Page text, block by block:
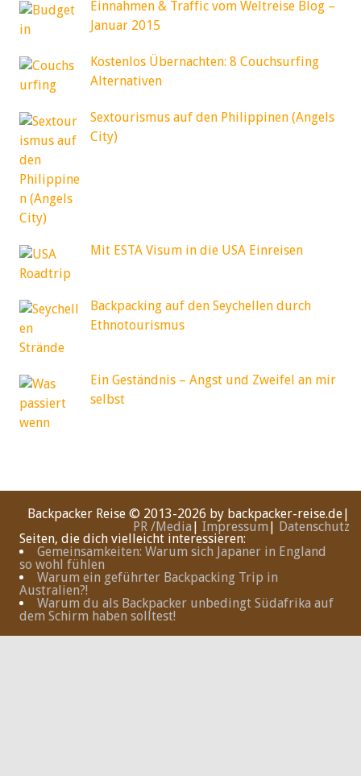
Einnahmen & Traffic vom Weltreise Blog –
Januar 2015
Kostenlos Übernachten: 8 Couchsurfing
Alternativen
Sextourismus auf den Philippinen (Angels
City)
Mit ESTA Visum in die USA Einreisen
Backpacking auf den Seychellen durch
Ethnotourismus
Ein Geständnis – Angst und Zweifel an mir
selbst
Backpacker Reise © 2013-2026 by backpacker-reise.de|
PR /Media
Impressum Datenschutz
Seiten, die dich vielleicht interessieren:
Gemeinsamkeiten: Warum sich Japaner in England
so wohl fühlen
Warum ein geführter Backpacking Trip in
Australien?!
Warum du als Backpacker unbedingt Südafrika auf
dem Schirm haben solltest!